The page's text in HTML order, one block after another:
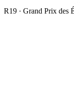
R19 · Grand Prix des